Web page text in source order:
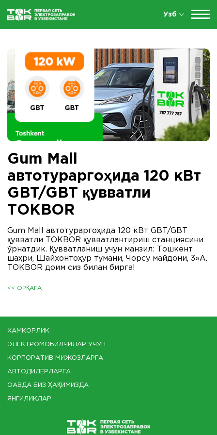
Узб
Gum Mall
автотураргоҳида 120 кВт
GBT/GBT қувватли
ТОКBOR
Gum Mall автотураргоҳида 120 кВт GBT/GBT
қувватли ТОКBOR қувватлантириш станциясини
ўрнатдик. Қувватланиш учун манзил: Тошкент
шаҳри, Шайхонтоҳур тумани, Чорсу майдони, 3»A.
ТОКBOR доим сиз билан бирга!
<< ОРҚАГА
ХАМКОРЛИК
ЭЛЕКТРОМОБИЛЧИЛАР УЧУН
КОРПОРАТИВ МИЖОЗЛАРГА
АВТОДИЛЕРЛАРГА
ОАВДА БИЗ ҲАҚИМИЗДА
ЯНГИЛИКЛАР